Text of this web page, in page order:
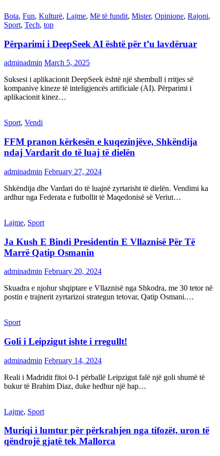
Bota, Fun, Kulturë, Lajme, Më të fundit, Mister, Opinione, Rajoni,
Sport, Tech, top
Përparimi i DeepSeek AI është për t’u lavdëruar
adminadmin March 5, 2025
Suksesi i aplikacionit DeepSeek është një shembull i rritjes së
kompanive kineze të inteligjencës artificiale (AI). Përparimi i
aplikacionit kinez…
Sport, Vendi
FFM pranon kërkesën e kuqezinjëve, Shkëndija
ndaj Vardarit do të luaj të dielën
adminadmin February 27, 2024
Shkëndija dhe Vardari do të luajnë zyrtarisht të dielën. Vendimi ka
ardhur nga Federata e futbollit të Maqedonisë së Veriut…
Lajme, Sport
Ja Kush E Bindi Presidentin E Vllaznisë Për Të
Marrë Qatip Osmanin
adminadmin February 20, 2024
Skuadra e njohur shqiptare e Vllaznisë nga Shkodra, me 30 tetor në
postin e trajnerit zyrtarizoi strategun tetovar, Qatip Osmani.…
Sport
Goli i Leipzigut ishte i rregullt!
adminadmin February 14, 2024
Reali i Madridit fitoi 0-1 përballë Leipzigut falë një goli shumë të
bukur të Brahim Diaz, duke hedhur një hap…
Lajme, Sport
Muriqi i lumtur për përkrahjen nga tifozët, uron të
qëndrojë gjatë tek Mallorca